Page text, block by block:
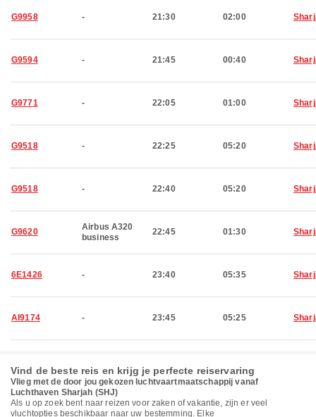
G9958 - 21:30 02:00
G9594 - 21:45 00:40
G9771 - 22:05 01:00
G9518 - 22:25 05:20
G9518 - 22:40 05:20
G9620
Airbus A320
business
22:45 01:30
6E1426 - 23:40 05:35
AI9174 - 23:45 05:25
Vind de beste reis en krijg je perfecte reiservaring
Vlieg met de door jou gekozen luchtvaartmaatschappij vanaf
Luchthaven Sharjah (SHJ)
Als u op zoek bent naar reizen voor zaken of vakantie, zijn er veel
vluchtopties beschikbaar naar uw bestemming. Elke